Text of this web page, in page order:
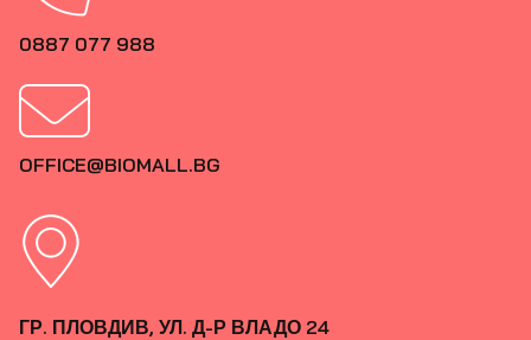
0887 077 988
OFFICE@BIOMALL.BG
ГР. ПЛОВДИВ, УЛ. Д-Р ВЛАДО 24